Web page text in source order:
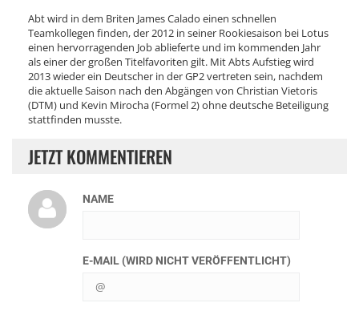
Abt wird in dem Briten James Calado einen schnellen
Teamkollegen finden, der 2012 in seiner Rookiesaison bei Lotus
einen hervorragenden Job ablieferte und im kommenden Jahr
als einer der großen Titelfavoriten gilt. Mit Abts Aufstieg wird
2013 wieder ein Deutscher in der GP2 vertreten sein, nachdem
die aktuelle Saison nach den Abgängen von Christian Vietoris
(DTM) und Kevin Mirocha (Formel 2) ohne deutsche Beteiligung
stattfinden musste.
JETZT KOMMENTIEREN
NAME
E-MAIL (WIRD NICHT VERÖFFENTLICHT)